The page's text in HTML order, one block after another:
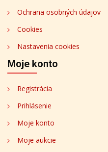
Ochrana osobných údajov
Cookies
Nastavenia cookies
Moje konto
Registrácia
Prihlásenie
Moje konto
Moje aukcie